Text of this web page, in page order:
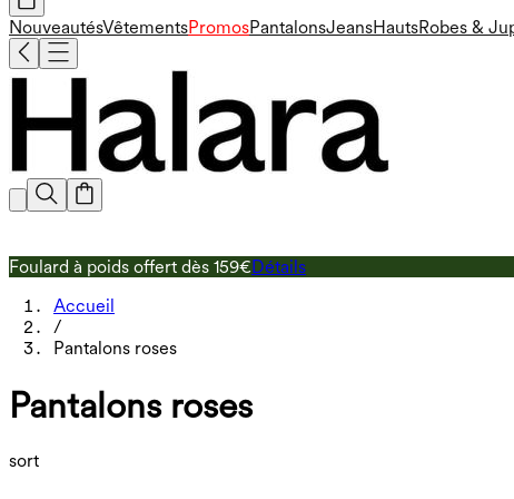
NouveautésVêtementsPromosPantalonsJeansHautsRobes &
Foulard à poids offert dès 159€Détails
Accueil
/
Pantalons roses
Pantalons roses
sort